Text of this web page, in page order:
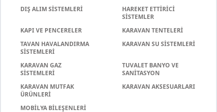
DIŞ ALIM SİSTEMLERİ
HAREKET ETTİRİCİ
SİSTEMLER
KAPI VE PENCERELER
KARAVAN TENTELERİ
TAVAN HAVALANDIRMA
SİSTEMLERİ
KARAVAN SU SİSTEMLERİ
KARAVAN GAZ
SİSTEMLERİ
TUVALET BANYO VE
SANİTASYON
KARAVAN MUTFAK
ÜRÜNLERİ
KARAVAN AKSESUARLARI
MOBİLYA BİLEŞENLERİ